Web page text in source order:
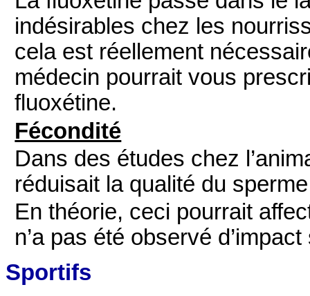
indésirables chez les
cela est réellement
médecin pourrait vous
fluoxétine.
Fécondité
Dans des études chez
réduisait la qualité du
En théorie, ceci pourrait
n’a pas été observé
Sportifs